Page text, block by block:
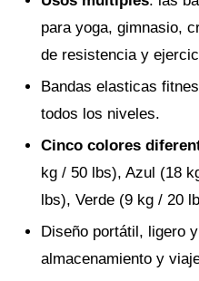
para yoga, gimnasio,
de resistencia y
Bandas elasticas
todos los niveles.
Cinco colores
kg / 50 lbs), Azul (18
lbs), Verde (9 kg / 20
Diseño portátil, ligero
almacenamiento y